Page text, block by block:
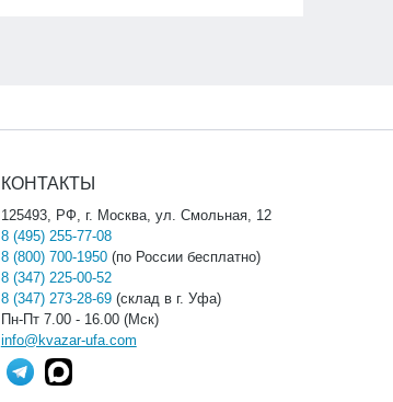
КОНТАКТЫ
125493, РФ, г. Москва, ул. Смольная, 12
8 (495) 255-77-08
8 (800) 700-1950(по России бесплатно)
8 (347) 225-00-52
8 (347) 273-28-69(склад в г. Уфа)
Пн-Пт 7.00 - 16.00 (Мск)
info@kvazar-ufa.com